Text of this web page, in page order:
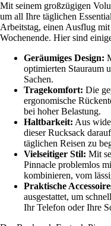
Mit seinem großzügigen
um all Ihre täglichen
Arbeitstag, einen Ausflug
Wochenende. Hier sind
Geräumiges Design:
optimierten Stauraum
Sachen.
Tragekomfort: Die
ergonomische
bei hoher Belastung.
Haltbarkeit: Aus
dieser Rucksack
täglichen Reisen zu
Vielseitiger Stil: Mit
Pinnacle problemlos
kombinieren, vom
Praktische
ausgestattet, um
Ihr Telefon oder Ihre